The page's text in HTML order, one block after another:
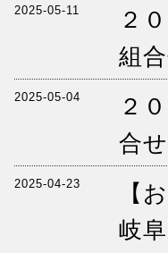
2025-05-11
２
組
2025-05-04
２
合
2025-04-23
【
岐